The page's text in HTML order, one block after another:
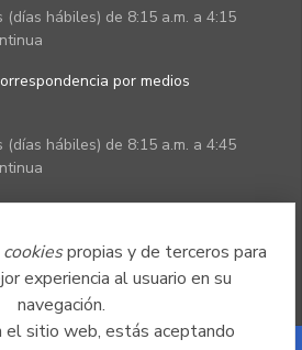
cookiespropias y de terceros para
experiencia al usuario en su
navegación.
el sitio web, estás aceptando
(días hábiles) de 8:15 a.m. a 4:15
por medios
(días hábiles) de 8:15 a.m. a 4:45